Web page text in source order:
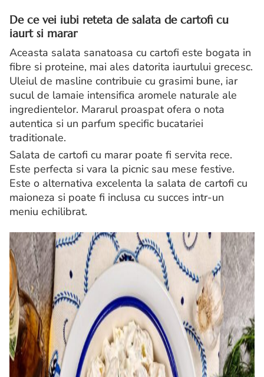
De ce vei iubi reteta de salata de cartofi cu
iaurt si marar
Aceasta salata sanatoasa cu cartofi este bogata in
fibre si proteine, mai ales datorita iaurtului grecesc.
Uleiul de masline contribuie cu grasimi bune, iar
sucul de lamaie intensifica aromele naturale ale
ingredientelor. Mararul proaspat ofera o nota
autentica si un parfum specific bucatariei
traditionale.
Salata de cartofi cu marar poate fi servita rece.
Este perfecta si vara la picnic sau mese festive.
Este o alternativa excelenta la salata de cartofi cu
maioneza si poate fi inclusa cu succes intr-un
meniu echilibrat.